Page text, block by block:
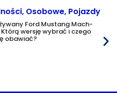
, Osobowe, Pojazdy
Ford Mustang Mach-
Którą wersję wybrać i czego
obawiać?